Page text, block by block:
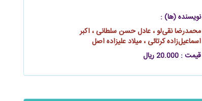
نویسنده (ها) :
محمدرضا نقی‌لو ، عادل حسن سلطانی ، اکبر
اسماعیل‌زاده کرتائی ، میلاد علیزاده اصل
قیمت : 20.000 ریال